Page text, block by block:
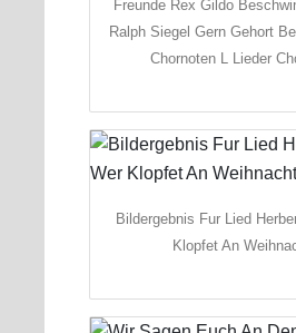
Freunde Rex Gildo
Ralph Siegel Gern Gehort
Chornoten L Lieder
Bildergebnis Fur Lied
Klopfet An